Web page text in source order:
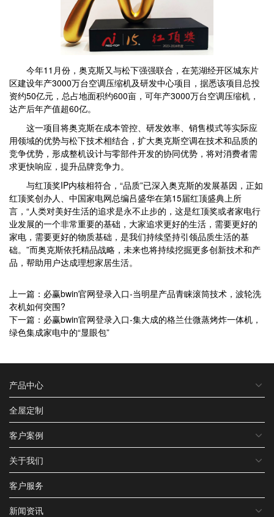
今年11月份，奥克斯又与松下强强联合，在芜湖经开区城东片
区建设年产3000万台空调压缩机及研发中心项目，据悉该项目总投
资约50亿元，总占地面积约600亩，可年产3000万台空调压缩机，
达产后年产值超60亿。
这一项目将奥克斯在成本管控、研发效率、销售模式等实际应
用领域的优势与松下技术相结合，扩大奥克斯空调在技术和品质的
竞争优势，形成整机设计与零部件开发的协同优势，将对消费者需
求更快响应，提升品牌竞争力。
与红顶奖IP内核相符合，“品质”已深入奥克斯的发展基因，正如
红顶奖创办人、中国家电网总编吕盛华在第15届红顶盛典上所
言，“人类对美好生活的追求是永不止步的，这是红顶奖或者家电行
业发展的一个非常重要的基础，大家追求更好的生活，需要更好的
家电，需要更好的物质基础，是我们持续坚持引领品质生活的基
础。”而奥克斯依托精品战略，未来也将持续挖掘更多创新技术和产
品，帮助用户达成理想家居生活。
上一篇：必赢bwin官网登录入口-当明星产品青睐滚筒技术，波轮洗
衣机如何突围?
下一篇：必赢bwin官网登录入口-集大成的格兰仕微蒸烤炸一体机，
绿色集成家电中的“显眼包”
产品中心
全屋定制
客户案例
关于我们
客户服务
新闻资讯